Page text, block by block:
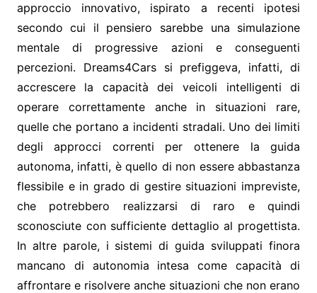
approccio innovativo, ispirato a recenti ipotesi
secondo cui il pensiero sarebbe una simulazione
mentale di progressive azioni e conseguenti
percezioni. Dreams4Cars si prefiggeva, infatti, di
accrescere la capacità dei veicoli intelligenti di
operare correttamente anche in situazioni rare,
quelle che portano a incidenti stradali. Uno dei limiti
degli approcci correnti per ottenere la guida
autonoma, infatti, è quello di non essere abbastanza
flessibile e in grado di gestire situazioni impreviste,
che potrebbero realizzarsi di raro e quindi
sconosciute con sufficiente dettaglio al progettista.
In altre parole, i sistemi di guida sviluppati finora
mancano di autonomia intesa come capacità di
affrontare e risolvere anche situazioni che non erano